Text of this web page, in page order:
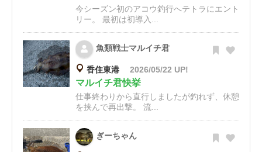
今シーズン初のアコウ釣行へテトラにエント
リー。 最初は初導入...
魚類戦士マルイチ君
香住東港 2026/05/22 UP!
マルイチ君快挙
仕事終わりから直行しましたが釣れず、休憩
を挟んで再出撃。 流...
ぎーちゃん